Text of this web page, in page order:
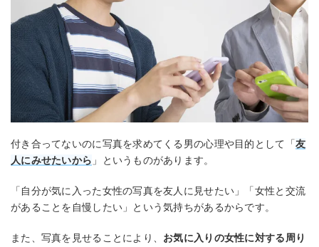
付き合ってないのに写真を求めてくる男の心理や目的として「友
人にみせたいから 」というものがあります。
「自分が気に入った女性の写真を友人に見せたい」「女性と交流
があることを自慢したい」という気持ちがあるからです。
また、写真を見せることにより、 お気に入りの女性に対する周り